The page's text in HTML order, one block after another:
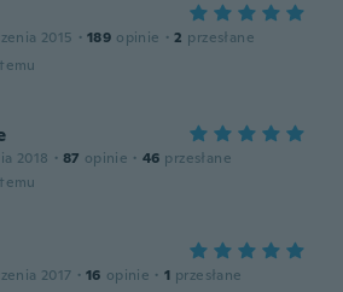
2015 · 189 opinie · 2 przesłane
2018 · 87 opinie · 46 przesłane
2017 · 16 opinie · 1 przesłane